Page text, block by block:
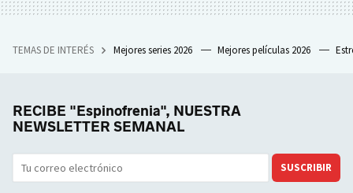
TEMAS DE INTERÉS Mejores series 2026 Mejores películas 2026
RECIBE "Espinofrenia", NUESTRA
NEWSLETTER SEMANAL
SUSCRIBIR